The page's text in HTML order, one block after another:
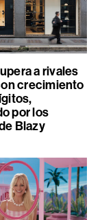
a rivales
crecimiento
por los
Blazy